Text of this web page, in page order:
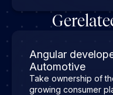
Angular
Automotive
Take ownership of
growing consumer